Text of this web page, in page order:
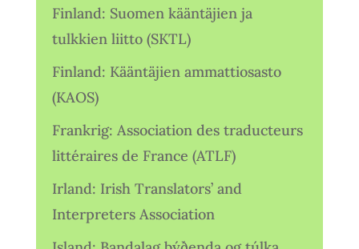
Finland: Suomen kääntäjien ja
tulkkien liitto (SKTL)
Finland: Kääntäjien ammattiosasto
(KAOS)
Frankrig: Association des traducteurs
littéraires de France (ATLF)
Irland: Irish Translators’ and
Interpreters Association